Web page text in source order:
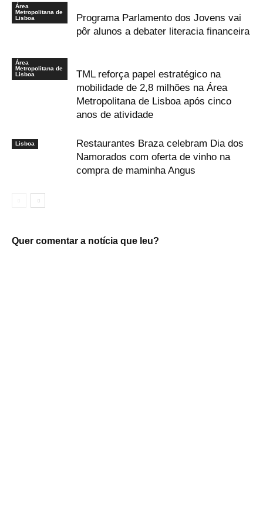
Área
Metropolitana de
Lisboa
Programa Parlamento dos Jovens vai
pôr alunos a debater literacia financeira
Área
Metropolitana de
Lisboa
TML reforça papel estratégico na
mobilidade de 2,8 milhões na Área
Metropolitana de Lisboa após cinco
anos de atividade
Lisboa
Restaurantes Braza celebram Dia dos
Namorados com oferta de vinho na
compra de maminha Angus
Quer comentar a notícia que leu?